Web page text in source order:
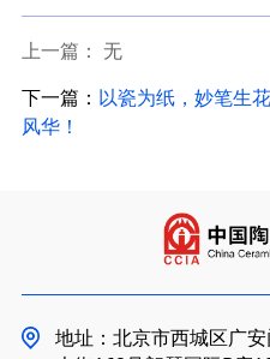
上一篇： 无
下一篇： 以瓷为纸，妙笔生
风华！
地址：北京市西城区广